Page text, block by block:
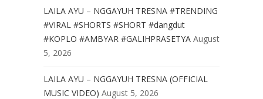
LAILA AYU – NGGAYUH TRESNA #TRENDING
#VIRAL #SHORTS #SHORT #dangdut
#KOPLO #AMBYAR #GALIHPRASETYA August
5, 2026
LAILA AYU – NGGAYUH TRESNA (OFFICIAL
MUSIC VIDEO) August 5, 2026